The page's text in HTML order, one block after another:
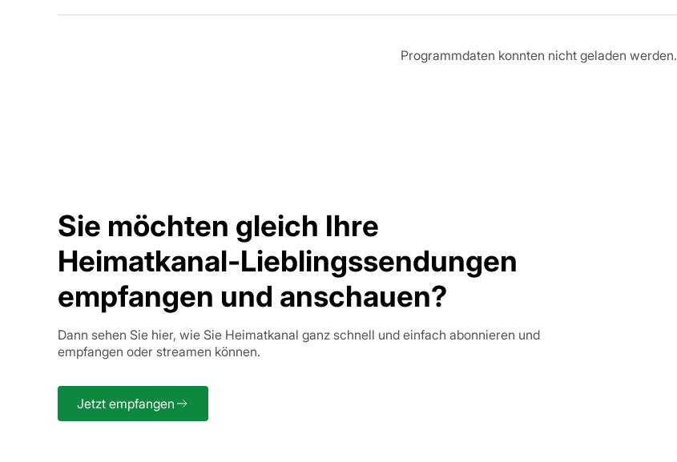
Programmdaten konnten nicht geladen werden.
Sie möchten gleich Ihre
Heimatkanal-Lieblingssendungen
empfangen und anschauen?
Dann sehen Sie hier, wie Sie Heimatkanal ganz schnell und einfach abonnieren und
empfangen oder streamen können.
Jetzt empfangen